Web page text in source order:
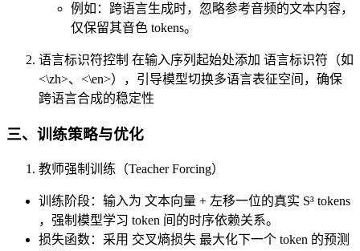
例如：跨语言生成时，忽略参考音频的文本内容，
仅保留其音色 tokens。
​​语言标识符控制​​ 在输入序列起始处添加 ​​语言标识符​​（如
<\zh>、<\en>），引导模型切换多语言表征空间，确保
跨语言合成的稳定性
三、​​训练策略与优化​​
​​教师强制训练（Teacher Forcing）​​
​​训练阶段​​：输入为 ​​文本向量 + 左移一位的真实 S³ tokens​​
，强制模型学习 token 间的时序依赖关系。
​​损失函数​​：采用 ​​交叉熵损失​​ 最大化下一个 token 的预测